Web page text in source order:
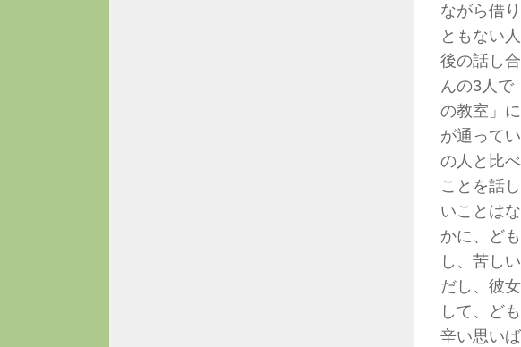
ながら借
ともない
後の話し
んの3人で
の教室」
が通って
の人と比
ことを話
いことは
かに、ど
し、苦し
だし、彼
して、ど
辛い思い